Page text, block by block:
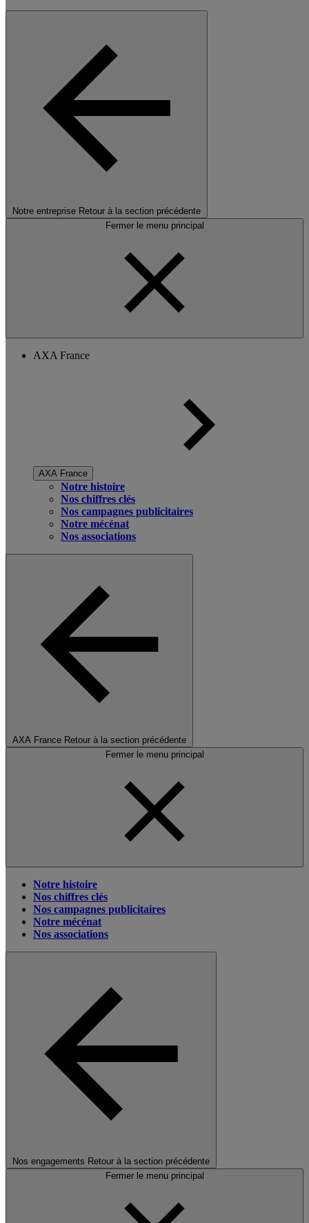
Notre entreprise Retour à la section précédente
Fermer le menu principal
AXA France
AXA France
Notre histoire
Nos chiffres clés
Nos campagnes publicitaires
Notre mécénat
Nos associations
AXA France Retour à la section précédente
Fermer le menu principal
Notre histoire
Nos chiffres clés
Nos campagnes publicitaires
Notre mécénat
Nos associations
Nos engagements Retour à la section précédente
Fermer le menu principal